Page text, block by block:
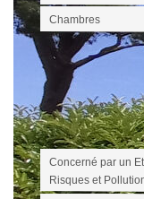
Chambres
Diagnostics
Concerné par un
Risques et